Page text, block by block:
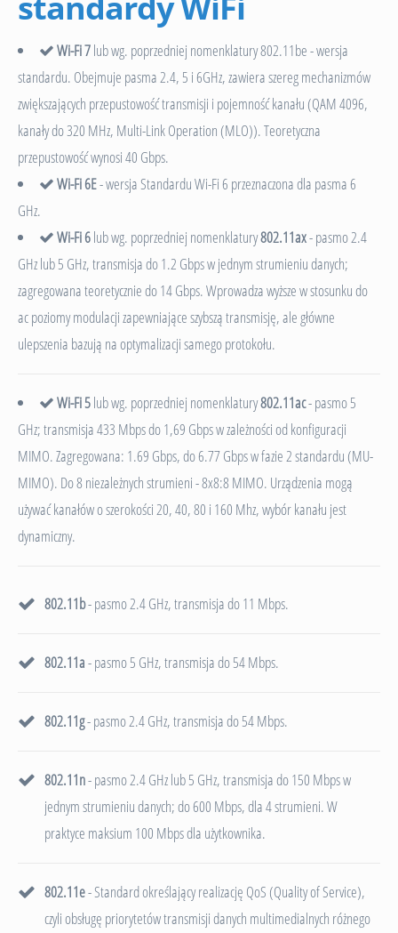
Wi-Fi 7lub wg. poprzedniej nomenklatury 802.11be - wersja
standardu. Obejmuje pasma 2.4, 5 i 6GHz, zawiera szereg mechanizmów
zwiększających przepustowość transmisji i pojemność kanału (QAM 4096,
kanały do 320 MHz, Multi-Link Operation (MLO)). Teoretyczna
przepustowość wynosi 40 Gbps.
Wi-Fi 6E- wersja Standardu Wi-Fi 6 przeznaczona dla pasma 6
GHz.
Wi-Fi 6lub wg. poprzedniej nomenklatury802.11ax- pasmo 2.4
GHz lub 5 GHz, transmisja do 1.2 Gbps w jednym strumieniu danych;
zagregowana teoretycznie do 14 Gbps. Wprowadza wyższe w stosunku do
ac poziomy modulacji zapewniające szybszą transmisję, ale główne
ulepszenia bazują na optymalizacji samego protokołu.
Wi-Fi 5lub wg. poprzedniej nomenklatury802.11ac- pasmo 5
GHz; transmisja 433 Mbps do 1,69 Gbps w zależności od konfiguracji
MIMO. Zagregowana: 1.69 Gbps, do 6.77 Gbps w fazie 2 standardu (MU-
MIMO). Do 8 niezależnych strumieni - 8x8:8 MIMO. Urządzenia mogą
używać kanałów o szerokości 20, 40, 80 i 160 Mhz, wybór kanału jest
dynamiczny.
802.11b- pasmo 2.4 GHz, transmisja do 11 Mbps.
802.11a- pasmo 5 GHz, transmisja do 54 Mbps.
802.11g- pasmo 2.4 GHz, transmisja do 54 Mbps.
802.11n- pasmo 2.4 GHz lub 5 GHz, transmisja do 150 Mbps w
jednym strumieniu danych; do 600 Mbps, dla 4 strumieni. W
praktyce maksium 100 Mbps dla użytkownika.
802.11e- Standard określający realizację QoS (Quality of Service),
czyli obsługę priorytetów transmisji danych multimedialnych różnego